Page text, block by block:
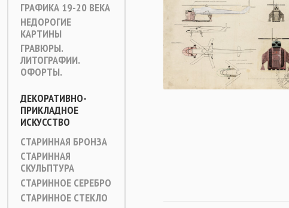
ГРАФИКА 19-20 ВЕКА
НЕДОРОГИЕ
КАРТИНЫ
ГРАВЮРЫ.
ЛИТОГРАФИИ.
ОФОРТЫ.
ДЕКОРАТИВНО-
ПРИКЛАДНОЕ
ИСКУССТВО
СТАРИННАЯ БРОНЗА
СТАРИННАЯ
СКУЛЬПТУРА
СТАРИННОЕ СЕРЕБРО
СТАРИННОЕ СТЕКЛО